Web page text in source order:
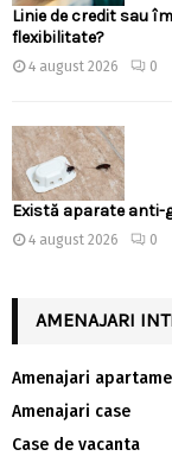
Linie de credit sau
flexibilitate?
4 august 2026 0
Există aparate anti-
4 august 2026 0
AMENAJARI
Amenajari
Amenajari case
Case de vacanta